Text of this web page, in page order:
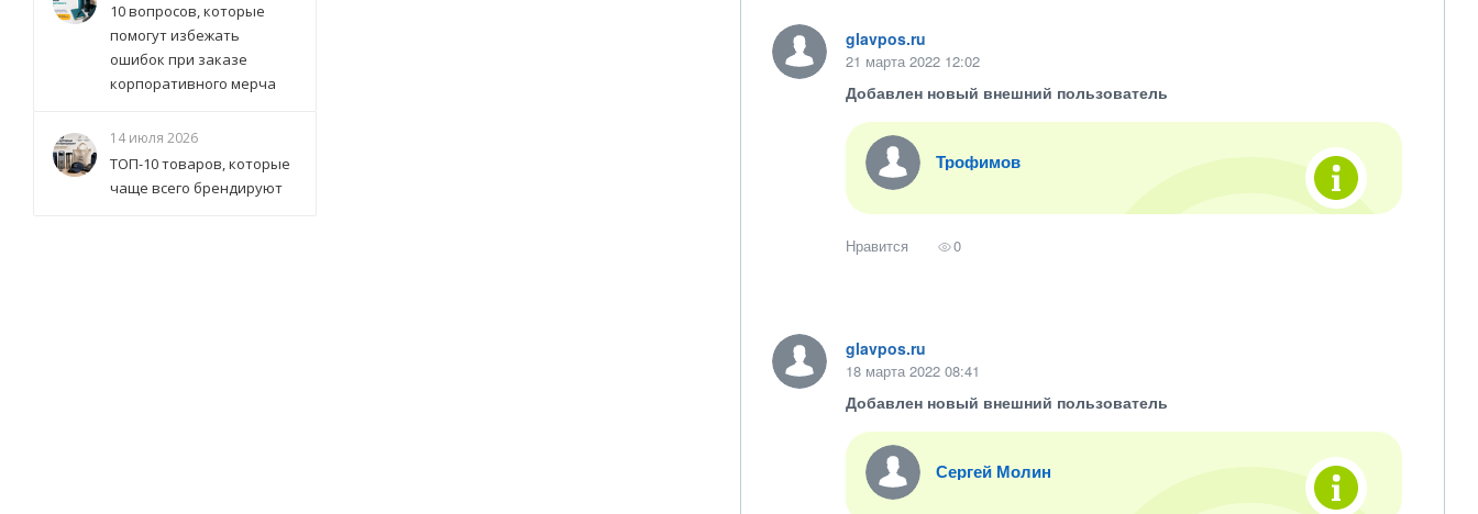
glavpos.ru
21 марта 2022 12:02
Добавлен новый внешний пользователь
Трофимов
Нравится 0
glavpos.ru
18 марта 2022 08:41
Добавлен новый внешний пользователь
Сергей Молин
10 вопросов, которые
помогут избежать
ошибок при заказе
корпоративного мерча
14 июля 2026
ТОП-10 товаров, которые
чаще всего брендируют